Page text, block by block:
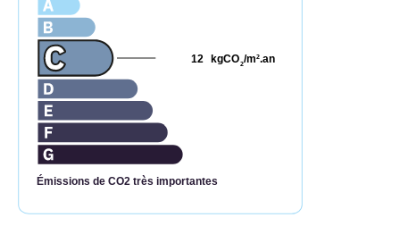
Émissions de CO2 très importantes
kgCO2/m2.an
12